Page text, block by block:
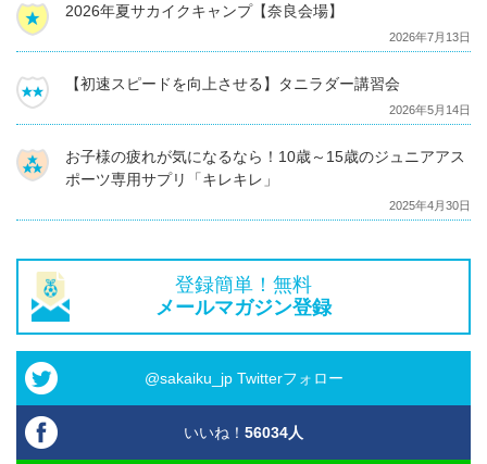
2026年夏サカイクキャンプ【奈良会場】
2026年7月13日
【初速スピードを向上させる】タニラダー講習会
2026年5月14日
お子様の疲れが気になるなら！10歳～15歳のジュニアアス
ポーツ専用サプリ「キレキレ」
2025年4月30日
登録簡単！無料
メールマガジン登録
@sakaiku_jp Twitterフォロー
いいね！ 56034人